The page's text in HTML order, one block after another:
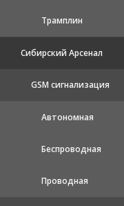
Трамплин
Сибирский Арсенал
GSM сигнализация
Автономная
Беспроводная
Проводная